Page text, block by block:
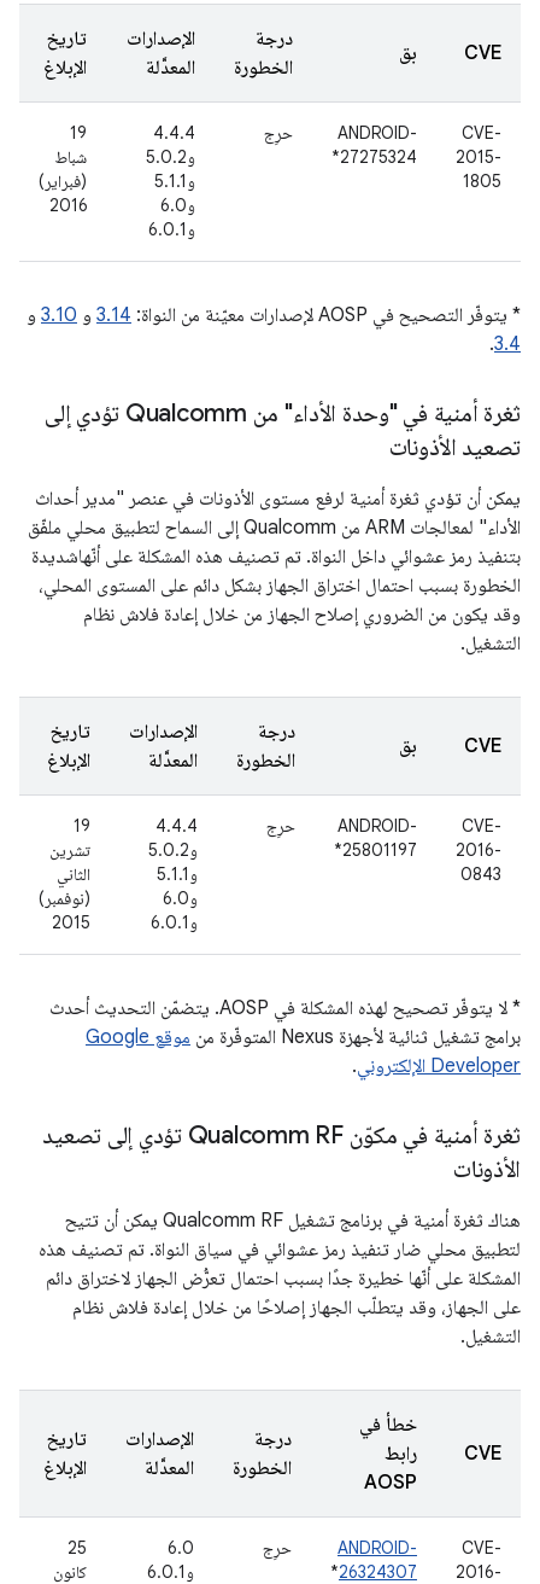
CVE بق
درجة
الخطورة
الإصدارات
المعدَّلة
تاريخ
الإبلاغ
CVE-
2015-
1805
ANDROID-
27275324*
حرِج
4.4.4
و5.0.2
و5.1.1
و6.0
و6.0.1
19
شباط
(فبراير)
2016
* يتوفّر التصحيح في AOSP لإصدارات معيّنة من النواة: 3.14 و 3.10 و
3.4
.
ثغرة أمنية في "وحدة الأداء" من Qualcomm تؤدي إلى
تصعيد الأذونات
يمكن أن تؤدي ثغرة أمنية لرفع مستوى الأذونات في عنصر "مدير أحداث
الأداء" لمعالجات ARM من Qualcomm إلى السماح لتطبيق محلي ملفّق
بتنفيذ رمز عشوائي داخل النواة. تم تصنيف هذه المشكلة على أنّهاشديدة
الخطورة بسبب احتمال اختراق الجهاز بشكل دائم على المستوى المحلي،
وقد يكون من الضروري إصلاح الجهاز من خلال إعادة فلاش نظام
التشغيل.
CVE بق
درجة
الخطورة
الإصدارات
المعدَّلة
تاريخ
الإبلاغ
CVE-
2016-
0843
ANDROID-
25801197*
حرِج
4.4.4
و5.0.2
و5.1.1
و6.0
و6.0.1
19
تشرين
الثاني
(نوفمبر)
2015
* لا يتوفّر تصحيح لهذه المشكلة في AOSP. يتضمّن التحديث أحدث
برامج تشغيل ثنائية لأجهزة Nexus المتوفّرة من
موقع Google
Developer الإلكتروني
.
ثغرة أمنية في مكوّن Qualcomm RF تؤدي إلى تصعيد
الأذونات
هناك ثغرة أمنية في برنامج تشغيل Qualcomm RF يمكن أن تتيح
لتطبيق محلي ضار تنفيذ رمز عشوائي في سياق النواة. تم تصنيف هذه
المشكلة على أنّها خطيرة جدًا بسبب احتمال تعرُّض الجهاز لاختراق دائم
على الجهاز، وقد يتطلّب الجهاز إصلاحًا من خلال إعادة فلاش نظام
التشغيل.
CVE
خطأ في
رابط
AOSP
درجة
الخطورة
الإصدارات
المعدَّلة
تاريخ
الإبلاغ
CVE-
2016-
ANDROID-
26324307
*
حرِج
6.0
و6.0.1
25
كانون